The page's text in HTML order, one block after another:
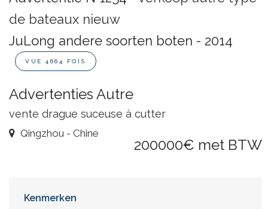
de bateaux nieuw
JuLong andere soorten boten - 2014
VUE 4664 FOIS
Advertenties Autre
vente drague suceuse à cutter
Qingzhou - Chine
200000€ met BTW
Kenmerken